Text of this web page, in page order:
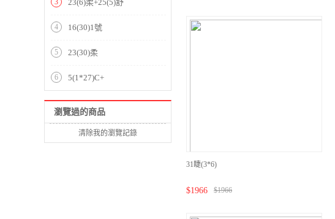
3 23(6)柔+25(5)舒
4 16(30)1號
5 23(30)柔
6 5(1*27)C+
瀏覽過的商品
清除我的瀏覽記錄
31睫(3*6)
$1966 $1966